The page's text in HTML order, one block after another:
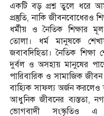
একটি বড় প্রশ্ন তুলে ধরে
প্রস্তুতি, নাকি জীবনবোধেরও
ধর্মীয় ও নৈতিক শিক্ষার
তোলা। ধর্ম মানুষকে
জবাবদিহিতা। নৈতিক
দুর্বল ও অসহায় মানুষের
পারিবারিক ও সামাজিক
বাহ্যিক সাফল্য অর্জন করলেও
আধুনিক জীবনের ব্যস্ততা,
ভোগবাদী সংস্কৃতিও এ